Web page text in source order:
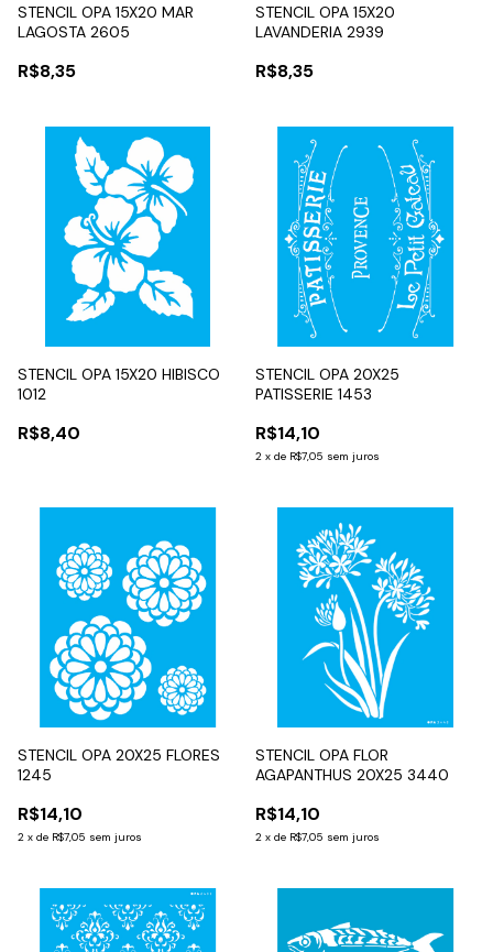
STENCIL OPA 15X20 MAR
LAGOSTA 2605
R$8,35
STENCIL OPA 15X20
LAVANDERIA 2939
R$8,35
STENCIL OPA 15X20 HIBISCO
1012
R$8,40
STENCIL OPA 20X25
PATISSERIE 1453
R$14,10
2 x de R$7,05 sem juros
STENCIL OPA 20X25 FLORES
1245
R$14,10
2 x de R$7,05 sem juros
STENCIL OPA FLOR
AGAPANTHUS 20X25 3440
R$14,10
2 x de R$7,05 sem juros